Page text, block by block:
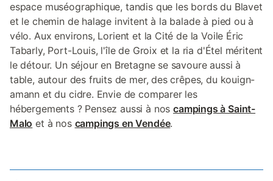
espace muséographique, tandis que les bords du Blavet
et le chemin de halage invitent à la balade à pied ou à
vélo. Aux environs, Lorient et la Cité de la Voile Éric
Tabarly, Port-Louis, l'île de Groix et la ria d'Étel méritent
le détour. Un séjour en Bretagne se savoure aussi à
table, autour des fruits de mer, des crêpes, du kouign-
amann et du cidre. Envie de comparer les
hébergements ? Pensez aussi à noscampings à Saint-
Malo et à nos campings en Vendée.